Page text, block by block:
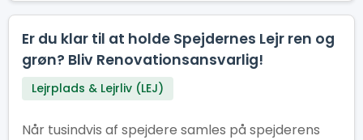
velfungerende lejr.
Er du klar til at holde Spejdernes Lejr ren og
grøn? Bliv Renovationsansvarlig!
Lejrplads & Lejrliv (LEJ)
Når tusindvis af spejdere samles på spejderens